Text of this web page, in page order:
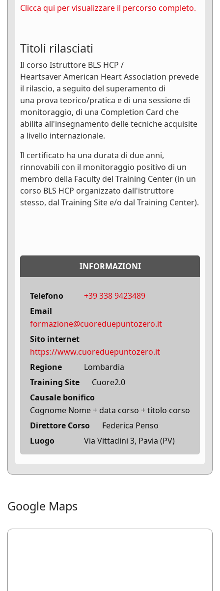
Clicca qui per visualizzare il percorso completo.
Titoli rilasciati
Il corso Istruttore BLS HCP /
Heartsaver American Heart Association prevede
il rilascio, a seguito del superamento di
una prova teorico/pratica e di una sessione di
monitoraggio, di una Completion Card che
abilita all'insegnamento delle tecniche acquisite
a livello internazionale.
Il certificato ha una durata di due anni,
rinnovabili con il monitoraggio positivo di un
membro della Faculty del Training Center (in un
corso BLS HCP organizzato dall'istruttore
stesso, dal Training Site e/o dal Training Center).
INFORMAZIONI
Telefono
+39 338 9423489
Email
formazione@cuoreduepuntozero.it
Sito internet
https://www.cuoreduepuntozero.it
Regione
Lombardia
Training Site
Cuore2.0
Causale bonifico
Cognome Nome + data corso + titolo corso
Direttore Corso
Federica Penso
Luogo
Via Vittadini 3, Pavia (PV)
Google Maps